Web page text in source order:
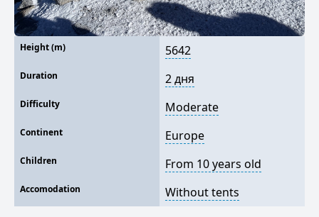
Height (m) 5642
Duration 2 дня
Difficulty Moderate
Continent Europe
Children From 10 years old
Accomodation Without tents